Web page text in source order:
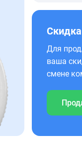
Для
ваша
смене